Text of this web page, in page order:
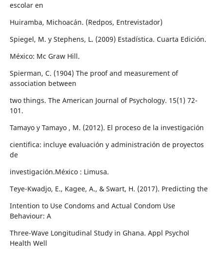
escolar en
Huiramba, Michoacán. (Redpos, Entrevistador)
Spiegel, M. y Stephens, L. (2009) Estadística. Cuarta Edición.
México: Mc Graw Hill.
Spierman, C. (1904) The proof and measurement of
association between
two things. The American Journal of Psychology. 15(1) 72-
101.
Tamayo y Tamayo , M. (2012). El proceso de la investigación
cientifica: incluye evaluación y administración de proyectos
de
investigación.México : Limusa.
Teye-Kwadjo, E., Kagee, A., & Swart, H. (2017). Predicting the
Intention to Use Condoms and Actual Condom Use
Behaviour: A
Three-Wave Longitudinal Study in Ghana. Appl Psychol
Health Well